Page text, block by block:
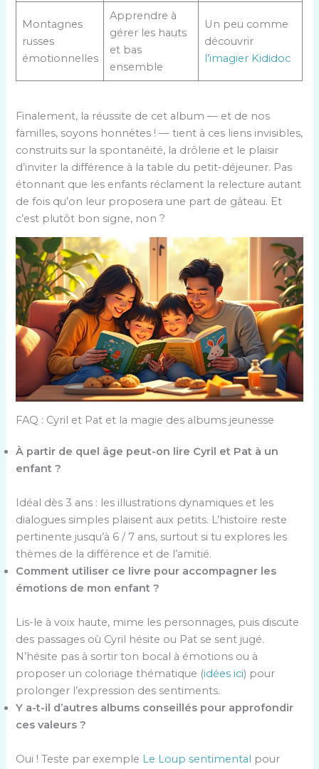
Montagnes
russes
émotionnelles
Apprendre à
gérer les hauts
et bas
ensemble
Un peu comme
découvrir
l’imagier Kididoc
Finalement, la réussite de cet album — et de nos
familles, soyons honnêtes ! — tient à ces liens invisibles,
construits sur la spontanéité, la drôlerie et le plaisir
d’inviter la différence à la table du petit-déjeuner. Pas
étonnant que les enfants réclament la relecture autant
de fois qu’on leur proposera une part de gâteau. Et
c’est plutôt bon signe, non ?
FAQ : Cyril et Pat et la magie des albums jeunesse
À partir de quel âge peut-on lire Cyril et Pat à un
enfant ?
Idéal dès 3 ans : les illustrations dynamiques et les
dialogues simples plaisent aux petits. L’histoire reste
pertinente jusqu’à 6 / 7 ans, surtout si tu explores les
thèmes de la différence et de l’amitié.
Comment utiliser ce livre pour accompagner les
émotions de mon enfant ?
Lis-le à voix haute, mime les personnages, puis discute
des passages où Cyril hésite ou Pat se sent jugé.
N’hésite pas à sortir ton bocal à émotions ou à
proposer un coloriage thématique (idées ici) pour
prolonger l’expression des sentiments.
Y a-t-il d’autres albums conseillés pour approfondir
ces valeurs ?
Oui ! Teste par exemple Le Loup sentimental pour